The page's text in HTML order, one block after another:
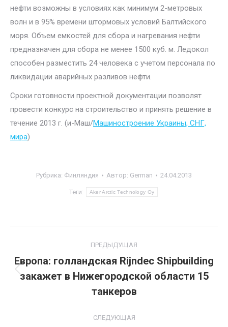
нефти возможны в условиях как минимум 2-метровых
волн и в 95% времени штормовых условий Балтийского
моря. Объем емкостей для сбора и нагревания нефти
предназначен для сбора не менее 1500 куб. м. Ледокол
способен разместить 24 человека с учетом персонала по
ликвидации аварийных разливов нефти.
Сроки готовности проектной документации позволят
провести конкурс на строительство и принять решение в
течение 2013 г. (и-Маш/Машиностроение Украины, СНГ,
мира)
Рубрика: Финляндия Автор: German 24.04.2013
Теги: Aker Arctic Technology Oy
по
записям
ПРЕДЫДУЩАЯ
Предыдущая
запись:
Европа: голландская Rijndec Shipbuilding
закажет в Нижегородской области 15
танкеров
СЛЕДУЮЩАЯ